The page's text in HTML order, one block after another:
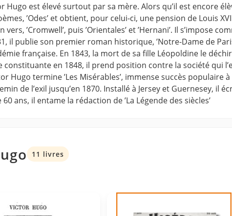
Hugo est élevé surtout par sa mère. Alors qu’il est encore
’Odes’ et obtient, pour celui-ci, une pension de Louis
’Cromwell’, puis ’Orientales’ et ’Hernani’. Il s’impose
il publie son premier roman historique, ’Notre-Dame de
française. En 1843, la mort de sa fille Léopoldine le
constituante en 1848, il prend position contre la société qui
Hugo termine ’Les Misérables’, immense succès populaire
de l’exil jusqu’en 1870. Installé à Jersey et Guernesey, il
ans, il entame la rédaction de ’La Légende des siècles’
11 livres